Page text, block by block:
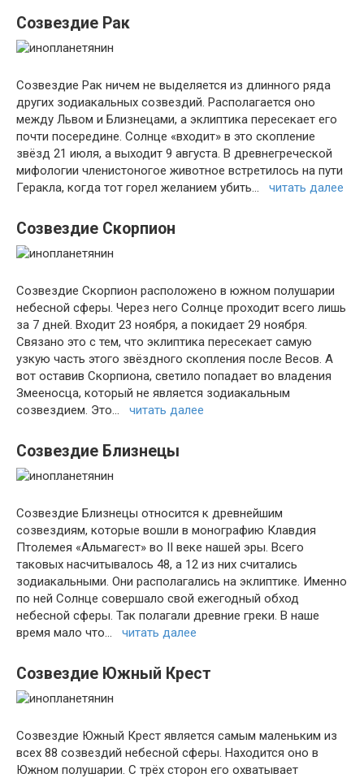
Созвездие Рак
Созвездие Рак ничем не выделяется из длинного ряда
других зодиакальных созвездий. Располагается оно
между Львом и Близнецами, а эклиптика пересекает его
почти посередине. Солнце «входит» в это скопление
звёзд 21 июля, а выходит 9 августа. В древнегреческой
мифологии членистоногое животное встретилось на пути
Геракла, когда тот горел желанием убить… читать далее
Созвездие Скорпион
Созвездие Скорпион расположено в южном полушарии
небесной сферы. Через него Солнце проходит всего лишь
за 7 дней. Входит 23 ноября, а покидает 29 ноября.
Связано это с тем, что эклиптика пересекает самую
узкую часть этого звёздного скопления после Весов. А
вот оставив Скорпиона, светило попадает во владения
Змееносца, который не является зодиакальным
созвездием. Это… читать далее
Созвездие Близнецы
Созвездие Близнецы относится к древнейшим
созвездиям, которые вошли в монографию Клавдия
Птолемея «Альмагест» во II веке нашей эры. Всего
таковых насчитывалось 48, а 12 из них считались
зодиакальными. Они располагались на эклиптике. Именно
по ней Солнце совершало свой ежегодный обход
небесной сферы. Так полагали древние греки. В наше
время мало что… читать далее
Созвездие Южный Крест
Созвездие Южный Крест является самым маленьким из
всех 88 созвездий небесной сферы. Находится оно в
Южном полушарии. С трёх сторон его охватывает